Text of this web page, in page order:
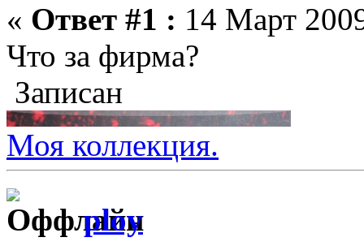
« Ответ #1 : 14 Март
Что за фирма?
Записан
Моя коллекция.
ploy